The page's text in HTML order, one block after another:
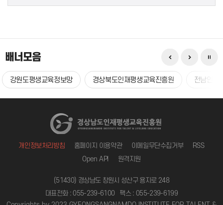
배너모음
강원도평생교육정보망 경상북도인재평생교육진흥원 전남인재
개인정보처리방침 홈페이지 이용약관 이메일무단수집거부
RSS
Open API
원격지원
(51430) 경상남도 창원시 성산구 용지로 248
대표전화 : 055-239-6100
팩스 : 055-239-6199